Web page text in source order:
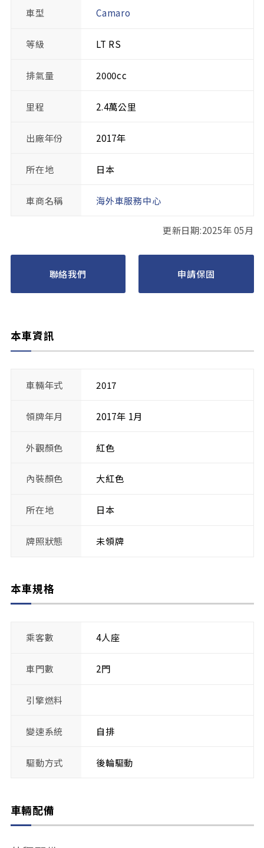
車型 Camaro
等級 LT RS
排氣量 2000cc
里程 2.4萬公里
出廠年份 2017年
所在地 日本
車商名稱 海外車服務中心
更新日期:2025年 05月
聯絡我們 申請保固
本車資訊
車輛年式 2017
領牌年月 2017年 1月
外觀顏色 紅色
內裝顏色 大紅色
所在地 日本
牌照狀態 未領牌
本車規格
乘客數 4人座
車門數 2門
引擎燃料
變速系統 自排
驅動方式 後輪驅動
車輛配備